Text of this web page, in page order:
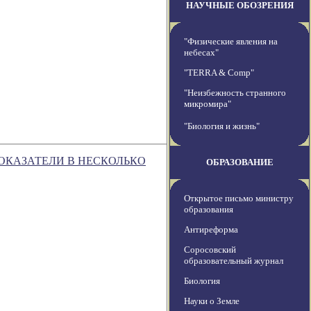
В НЕСКОЛЬКО
НАУЧНЫЕ ОБОЗРЕНИЯ
"Физические явления на
небесах"
"TERRA & Comp"
"Неизбежность странного
микромира"
"Биология и жизнь"
ОБРАЗОВАНИЕ
Открытое письмо министру
образования
Антиреформа
Соросовский
образовательный журнал
Биология
Науки о Земле